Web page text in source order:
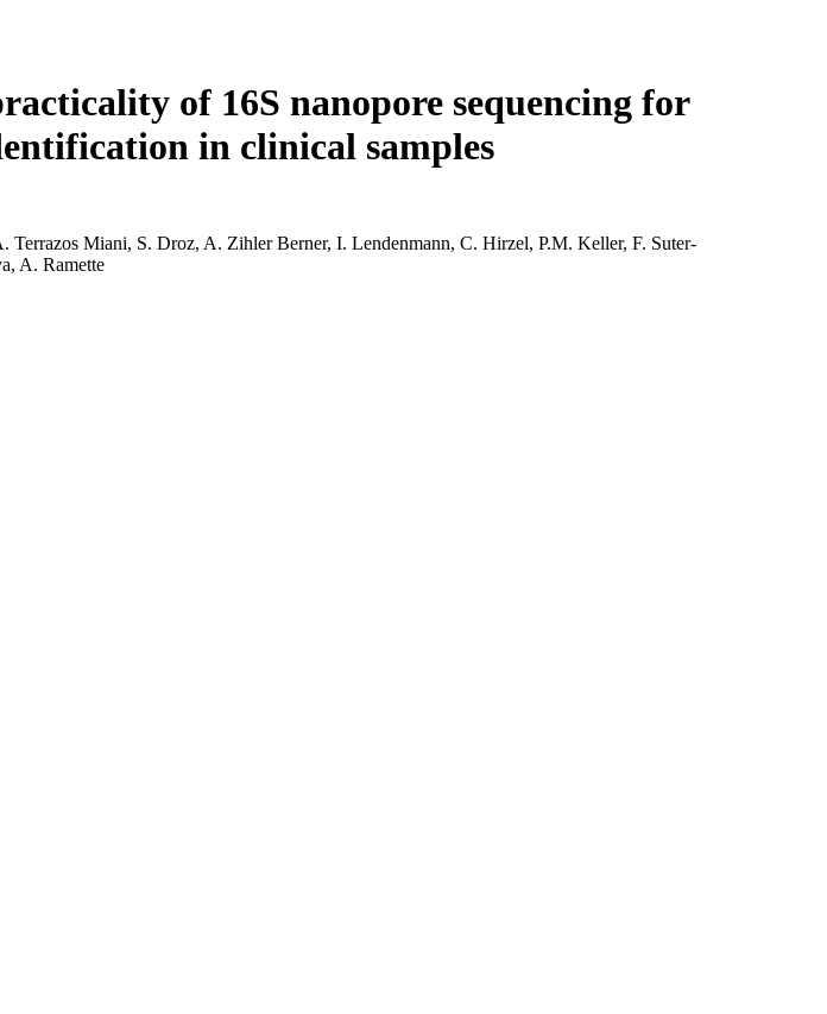
of 16S nanopore sequencing for
in clinical samples
Terrazos Miani, S. Droz, A. Zihler Berner, I. Lendenmann, C. Hirzel, P.M. Keller, F. Suter-
A. Ramette